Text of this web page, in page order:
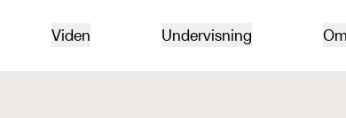
Viden Undervisning